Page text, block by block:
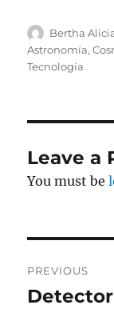
Author
Bertha
Astronomía,
Tecnología
Leave a
You must be
PREVIOUS
Previous